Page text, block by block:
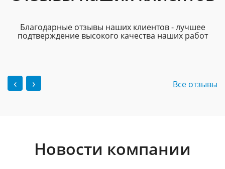
Благодарные отзывы наших клиентов - лучшее
подтверждение высокого качества наших работ
‹ › Все отзывы
Новости компании